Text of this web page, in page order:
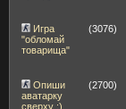
Игра
"обломай
товарища"
(3076)
Опиши
аватарку
сверху :)
(2700)